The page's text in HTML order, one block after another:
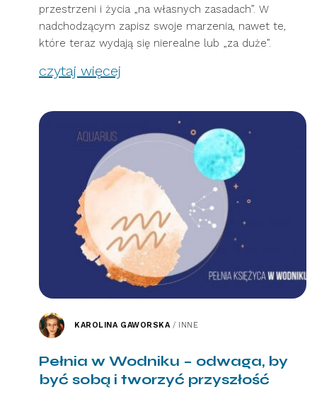
przestrzeni i życia „na własnych zasadach”. W
nadchodzącym zapisz swoje marzenia, nawet te,
które teraz wydają się nierealne lub „za duże”.
czytaj więcej
KAROLINA GAWORSKA/ INNE
Pełnia w Wodniku – odwaga, by
być sobą i tworzyć przyszłość